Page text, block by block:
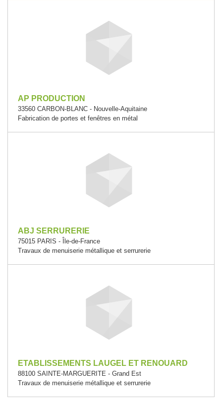
AP PRODUCTION
33560 CARBON-BLANC - Nouvelle-Aquitaine
Fabrication de portes et fenêtres en métal
ABJ SERRURERIE
75015 PARIS - Île-de-France
Travaux de menuiserie métallique et serrurerie
ETABLISSEMENTS LAUGEL ET RENOUARD
88100 SAINTE-MARGUERITE - Grand Est
Travaux de menuiserie métallique et serrurerie